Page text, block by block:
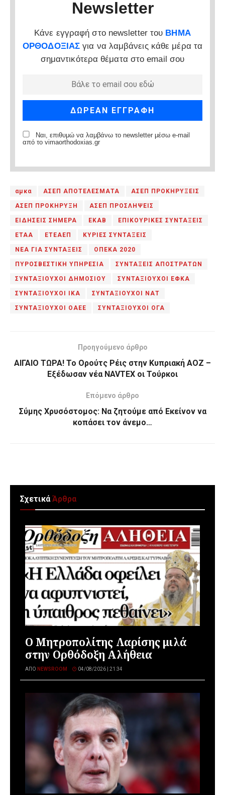
Newsletter
Κάνε εγγραφή στο newsletter του ΒΗΜΑ
ΟΡΘΟΔΟΞΙΑΣ για να λαμβάνεις κάθε μέρα τα
σημαντικότερα θέματα στο email σου
Ναι, επιθυμώ να λαμβάνω το newsletter μέσω e-mail
από το vimaorthodoxias.gr
αμκα ΑΣΕΠ ΑΠΟΤΕΛΕΣΜΑΤΑ ΑΣΕΠ ΠΡΟΚΗΡΥΞΕΙΣ
ΑΣΕΠ ΠΡΟΚΗΡΥΞΗ ΑΣΕΠ ΠΡΟΣΛΗΨΕΙΣ
ΕΙΔΗΣΕΙΣ ΣΗΜΕΡΑ ΕΚΑΒ ΕΠΙΚΟΥΡΙΚΕΣ ΣΥΝΤΑΞΕΙΣ
ΕΤΑΑ ΕΤΕΑΕΠ ΚΥΡΙΕΣ ΣΥΝΤΑΞΕΙΣ
ΝΕΑ ΓΙΑ ΣΥΝΤΑΞΕΙΣ ΟΠΕΚΑ 2020
ΠΥΡΟΣΒΕΣΤΙΚΗ ΥΠΗΡΕΣΙΑ ΣΥΝΤΑΞΕΙΣ ΑΠΟΣΤΡΑΤΩΝ
ΣΥΝΤΑΞΙΟΥΧΟΙ ΔΗΜΟΣΙΟΥ ΣΥΝΤΑΞΙΟΥΧΟΙ ΕΦΚΑ
ΣΥΝΤΑΞΙΟΥΧΟΙ ΙΚΑ ΣΥΝΤΑΞΙΟΥΧΟΙ ΝΑΤ
ΣΥΝΤΑΞΙΟΥΧΟΙ ΟΑΕΕ ΣΥΝΤΑΞΙΟΥΧΟΙ ΟΓΑ
Προηγούμενο άρθρο
ΑΙΓΑΙΟ ΤΩΡΑ! Το Ορούτς Ρέις στην Κυπριακή ΑΟΖ –
Εξέδωσαν νέα NAVTEX οι Τούρκοι
Επόμενο άρθρο
Σύμης Χρυσόστομος: Να ζητούμε από Εκείνον να
κοπάσει τον άνεμο…
ΣχετικάΆρθρα
Ο Μητροπολίτης Λαρίσης μιλά
στην Ορθόδοξη Αλήθεια
ΑΠΌ NEWSROOM 04/08/2026 | 21:34